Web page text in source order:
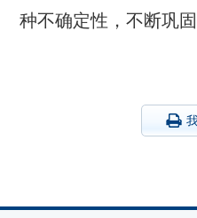
种不确定性，不断巩